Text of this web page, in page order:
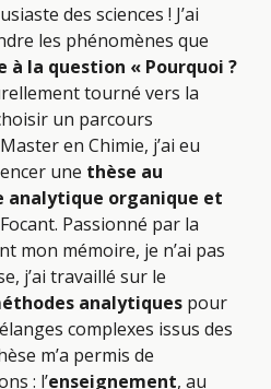
des sciences ! J’ai
les phénomènes que
à la question « Pourquoi ?
tourné vers la
un parcours
en Chimie, j’ai eu
une thèse au
analytique organique et
Passionné par la
mon mémoire, je n’ai pas
j’ai travaillé sur le
analytiques pour
complexes issus des
m’a permis de
: l’enseignement, au